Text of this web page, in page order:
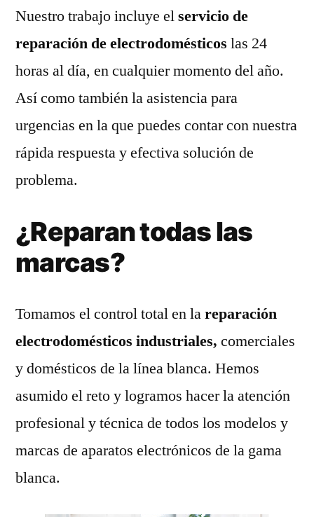
Nuestro trabajo incluye elservicio de
reparación de electrodomésticos las 24
horas al día, en cualquier momento del año.
Así como también la asistencia para
urgencias en la que puedes contar con nuestra
rápida respuesta y efectiva solución de
problema.
¿Reparan todas las
marcas?
Tomamos el control total en lareparación
electrodomésticos industriales, comerciales
y domésticos de la línea blanca. Hemos
asumido el reto y logramos hacer la atención
profesional y técnica de todos los modelos y
marcas de aparatos electrónicos de la gama
blanca.